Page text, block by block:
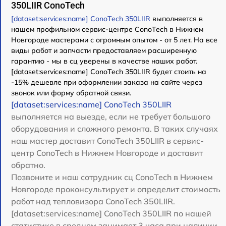
350LIIR ConoTech
[dataset:services:name] ConoTech 350LIIR выполняется в
нашем профильном сервис-центре ConoTech в Нижнем
Новгороде мастерами с огромным опытом - от 5 лет. На все
виды работ и запчасти предоставляем расширенную
гарантию - мы в сц уверены в качестве наших работ.
[dataset:services:name] ConoTech 350LIIR будет стоить на
-15% дешевле при оформлении заказа на сайте через
звонок или форму обратной связи.
[dataset:services:name] ConoTech 350LIIR
выполняется на выезде, если не требует большого
оборудования и сложного ремонта. В таких случаях
наш мастер доставит ConoTech 350LIIR в сервис-
центр ConoTech в Нижнем Новгороде и доставит
обратно.
Позвоните и наш сотрудник сц ConoTech в Нижнем
Новгороде проконсультирует и определит стоимость
работ над тепловизора ConoTech 350LIIR.
[dataset:services:name] ConoTech 350LIIR по нашей